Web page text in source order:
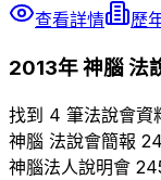
查看詳情
歷
2013年神腦法
找到 4 筆法說會資
神腦 法說會簡報
神腦法人說明會